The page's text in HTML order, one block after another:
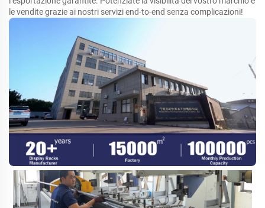
le vendite grazie ai nostri servizi end-to-end senza complicazioni!